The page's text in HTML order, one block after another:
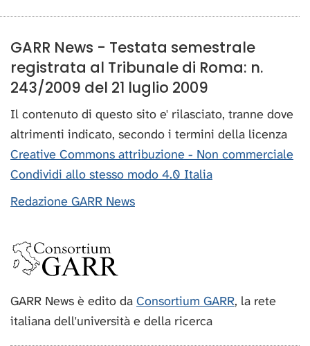
GARR News - Testata semestrale
registrata al Tribunale di Roma: n.
243/2009 del 21 luglio 2009
Il contenuto di questo sito e' rilasciato, tranne dove
altrimenti indicato, secondo i termini della licenza
Creative Commons attribuzione - Non commerciale
Condividi allo stesso modo 4.0 Italia
Redazione GARR News
GARR News è edito da Consortium GARR, la rete
italiana dell'università e della ricerca